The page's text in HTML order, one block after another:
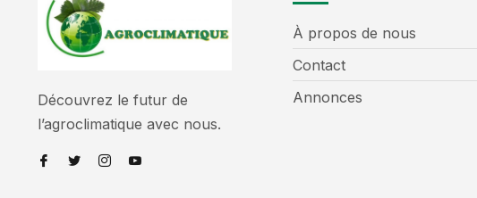
Découvrez le futur de
l’agroclimatique avec nous.
À propos de nous
Contact
Annonces